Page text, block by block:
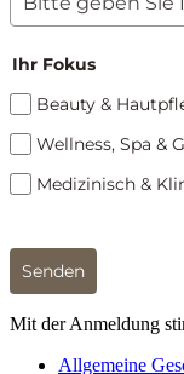
Ihr Fokus
Beauty &
Wellness, Spa &
Medizinisch &
Senden
Mit der Anmeldung
Allgemeine